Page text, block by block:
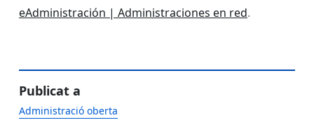
eAdministración | Administraciones en red.
Publicat a
Administració oberta